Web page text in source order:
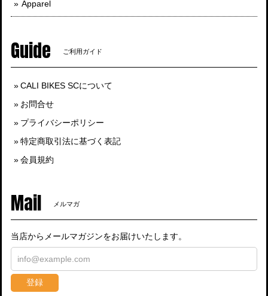
Apparel
Guide ご利用ガイド
CALI BIKES SCについて
お問合せ
プライバシーポリシー
特定商取引法に基づく表記
会員規約
Mail メルマガ
当店からメールマガジンをお届けいたします。
登録